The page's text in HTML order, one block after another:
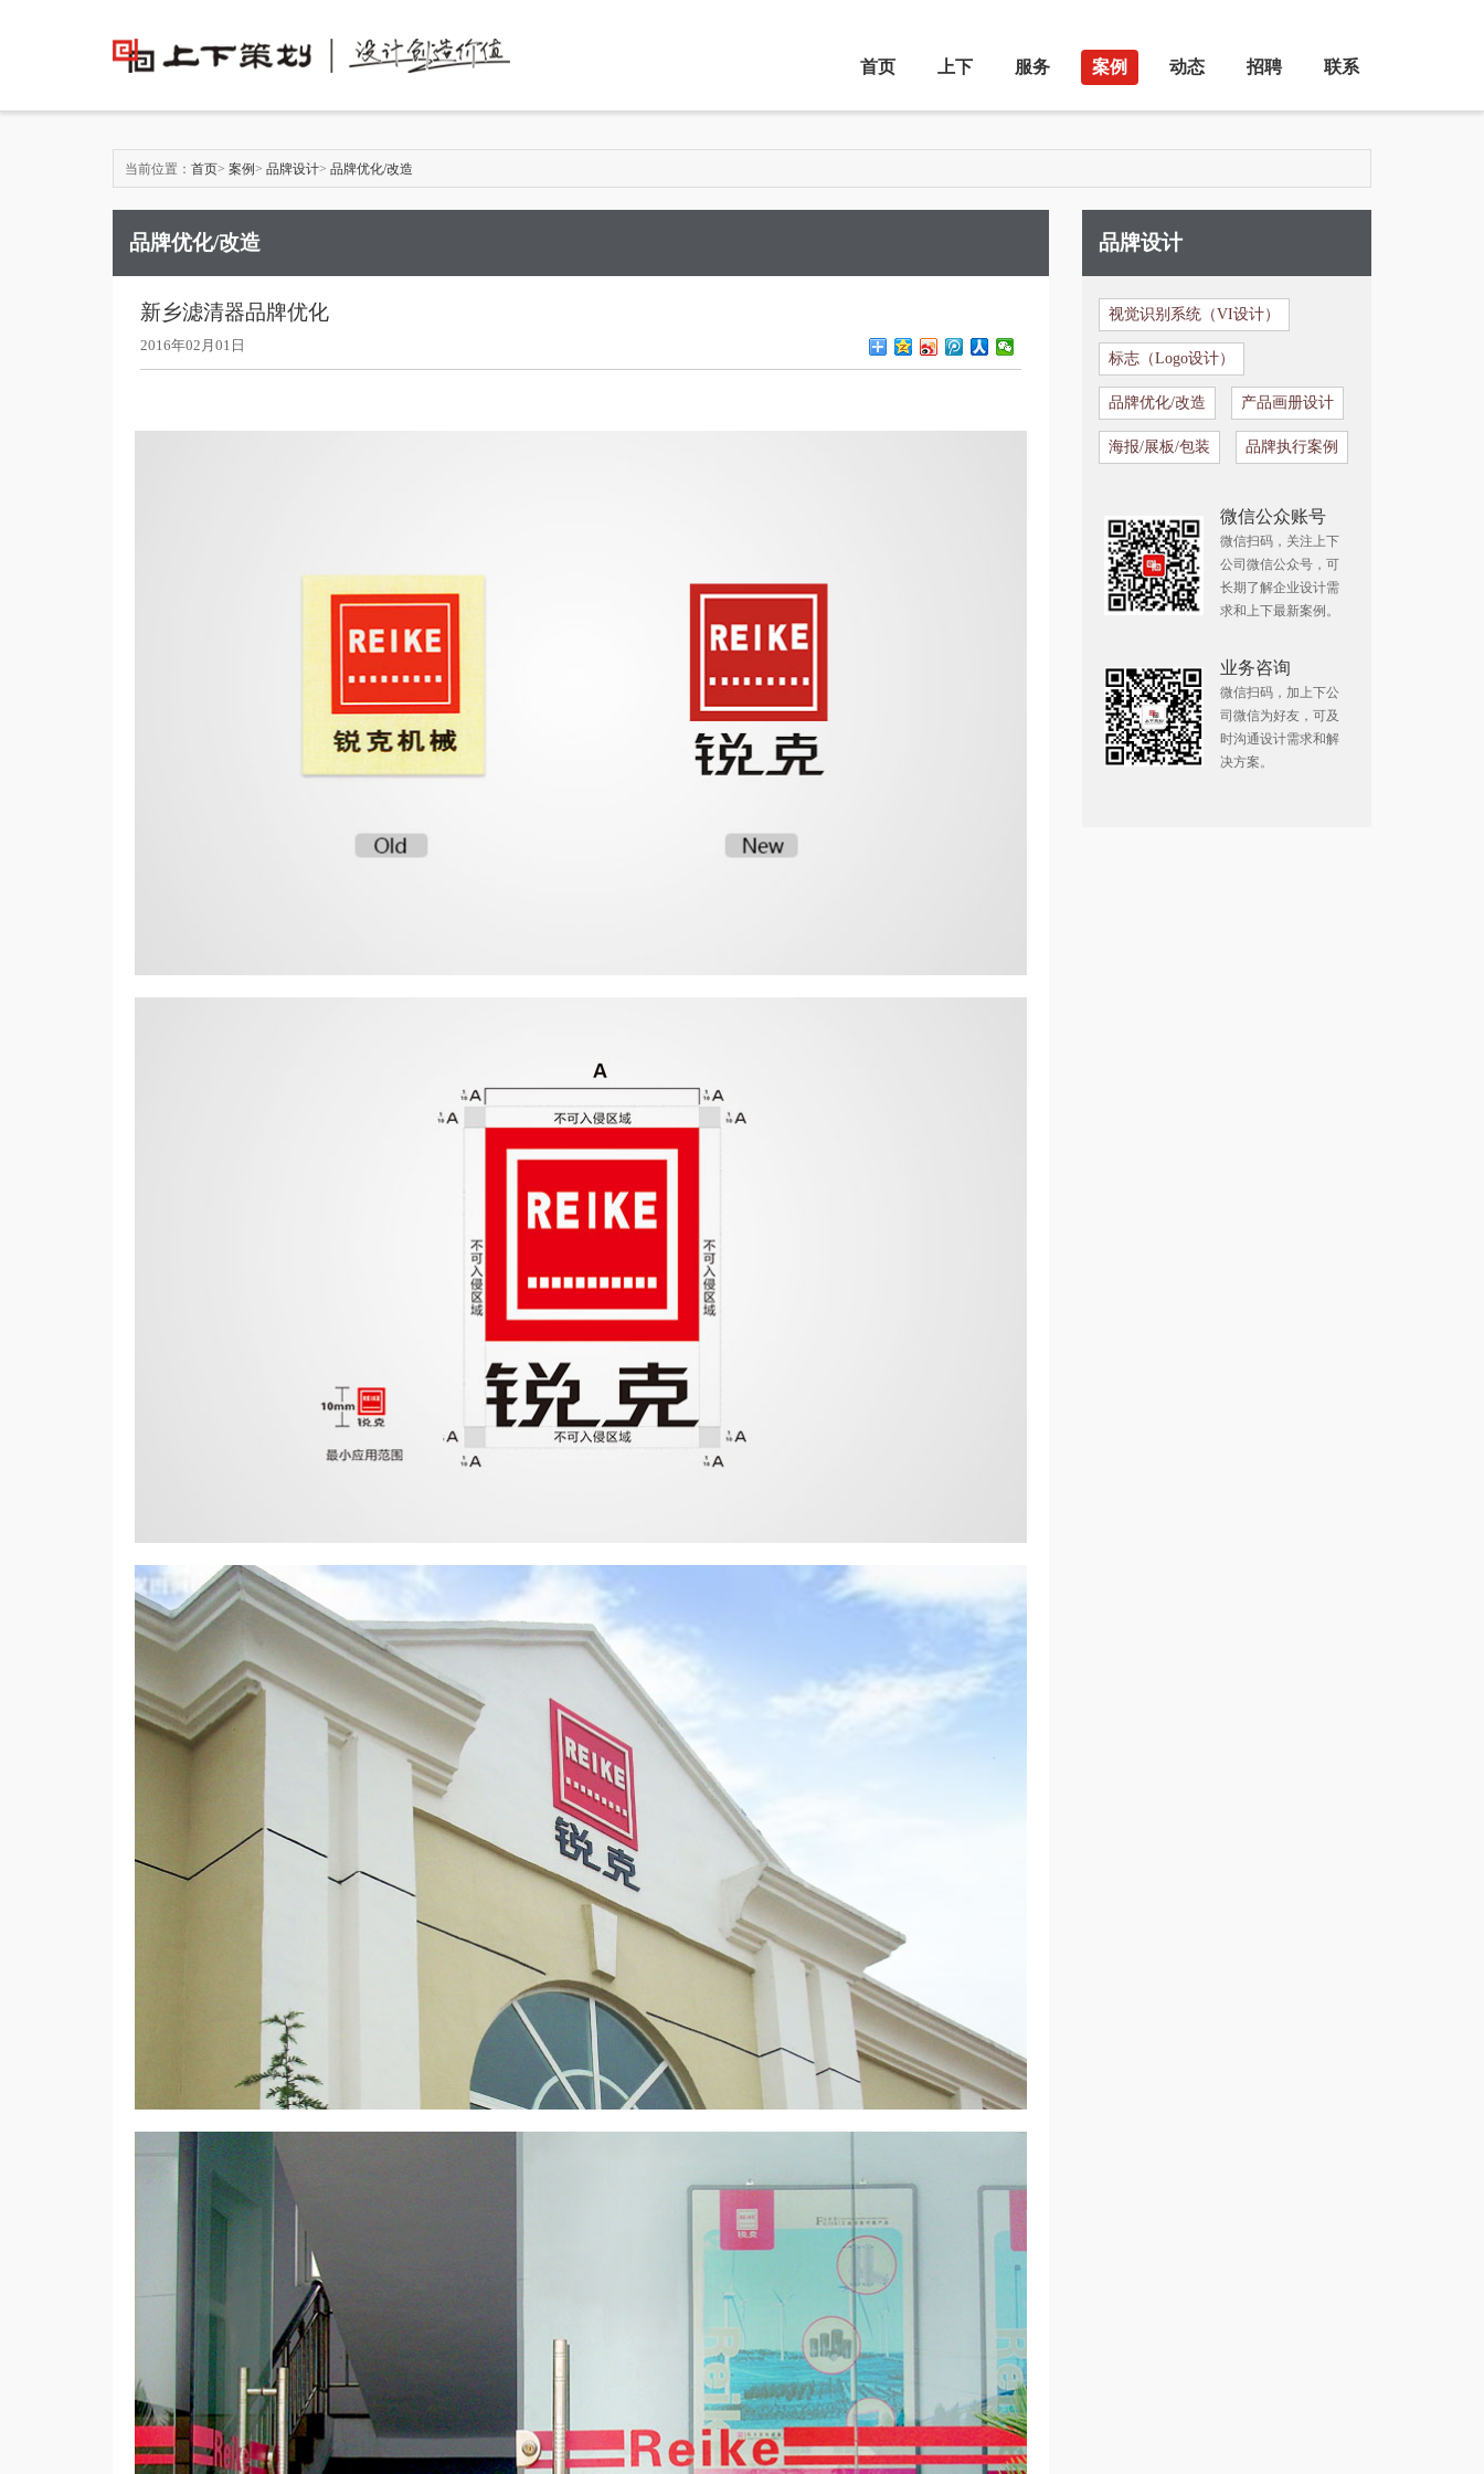
首页 上下 服务 案例 动态 招聘 联系
当前位置： 首页> 案例> 品牌设计> 品牌优化/改造
品牌优化/改造
新乡滤清器品牌优化
2016年02月01日
品牌设计
视觉识别系统（VI设计）
标志（Logo设计）
品牌优化/改造 产品画册设计
海报/展板/包装 品牌执行案例
微信公众账号
微信扫码，关注上下
公司微信公众号，可
长期了解企业设计需
求和上下最新案例。
业务咨询
微信扫码，加上下公
司微信为好友，可及
时沟通设计需求和解
决方案。